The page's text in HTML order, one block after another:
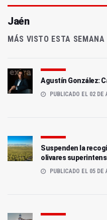
Jaén
MÁS VISTO ESTA SEMANA
Agustín González:
PUBLICADO EL 02 DE
Suspenden la
olivares
PUBLICADO EL 05 DE